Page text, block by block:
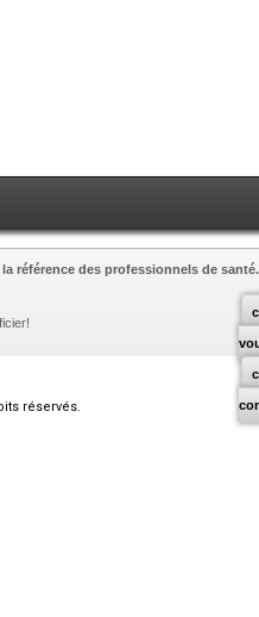
référence des professionnels de santé.
réservés.